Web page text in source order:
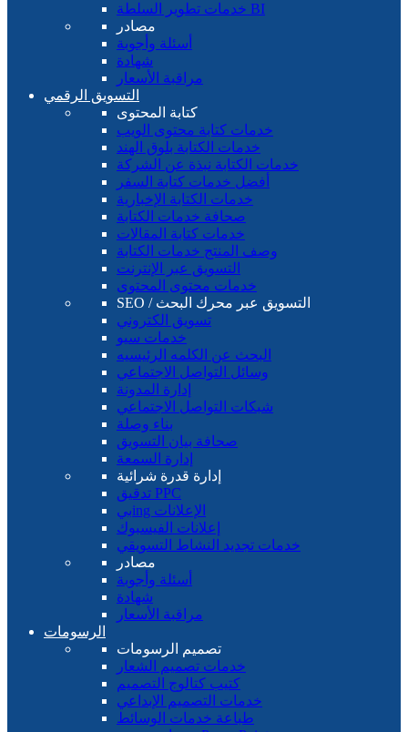
خدمات تطوير السلطة BI
مصادر
أسئلة وأجوبة
شهادة
مراقبة الأسعار
التسويق الرقمي
كتابة المحتوى
خدمات كتابة محتوى الويب
خدمات الكتابة بلوق الهند
خدمات الكتابة نبذة عن الشركة
أفضل خدمات كتابة السفر
خدمات الكتابة الإخبارية
صحافة خدمات الكتابة
خدمات كتابة المقالات
وصف المنتج خدمات الكتابة
التسويق عبر الإنترنت
خدمات محتوى المحتوى
SEO / التسويق عبر محرك البحث
تسويق الكتروني
خدمات سيو
البحث عن الكلمه الرئيسيه
وسائل التواصل الاجتماعي
إدارة المدونة
شبكات التواصل الاجتماعي
بناء وصلة
صحافة بيان التسويق
إدارة السمعة
إدارة قدرة شرائية
تدقيق PPC
بيing الإعلانات
إعلانات الفيسبوك
خدمات تجديد النشاط التسويقي
مصادر
أسئلة وأجوبة
شهادة
مراقبة الأسعار
الرسومات
تصميم الرسومات
خدمات تصميم الشعار
كتيب كتالوج التصميم
خدمات التصميم الإبداعي
طباعة خدمات الوسائط